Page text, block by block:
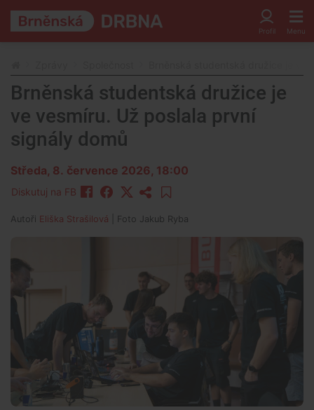
Brněnská studentská družice je
ve vesmíru. Už poslala první
signály domů
Středa, 8. července 2026, 18:00
Diskutuj na FB
Autoři Eliška Strašilová | Foto Jakub Ryba